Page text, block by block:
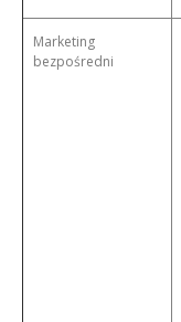
Marketing
bezpośredni